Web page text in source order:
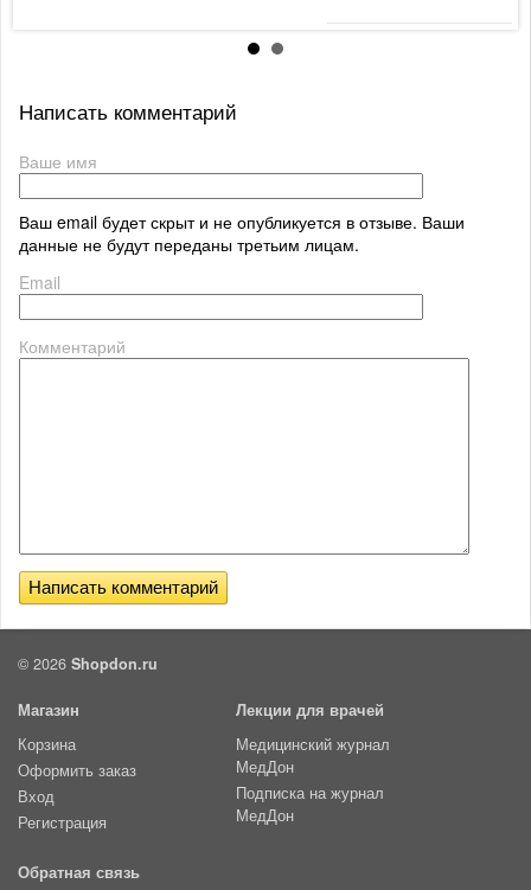
Написать комментарий
Ваше имя
Ваш email будет скрыт и не опубликуется в отзыве. Ваши
данные не будут переданы третьим лицам.
Email
Комментарий
© 2026 Shopdon.ru
Магазин
Корзина
Оформить заказ
Вход
Регистрация
Лекции для врачей
Медицинский журнал
МедДон
Подписка на журнал
МедДон
Обратная связь